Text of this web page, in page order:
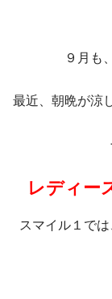
９月も
最近、朝晩が涼
レディー
スマイル１で